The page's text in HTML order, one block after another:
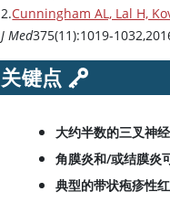
2.Cunningham AL, Lal H,
J Med375(11):1019-
关键点
大约半数的三叉神
角膜炎和/或结膜炎
典型的带状疱疹性